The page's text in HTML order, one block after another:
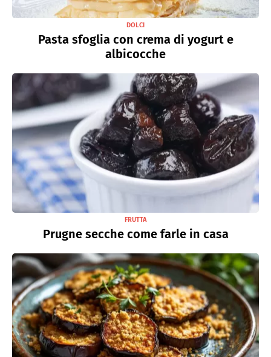
DOLCI
Pasta sfoglia con crema di yogurt e
albicocche
FRUTTA
Prugne secche come farle in casa